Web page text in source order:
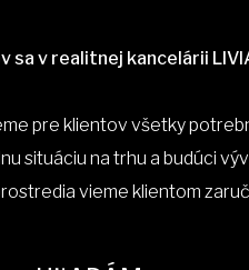
sa v realitnej kancelárii
pre klientov všetky
situáciu na trhu a budúci
vieme klientom